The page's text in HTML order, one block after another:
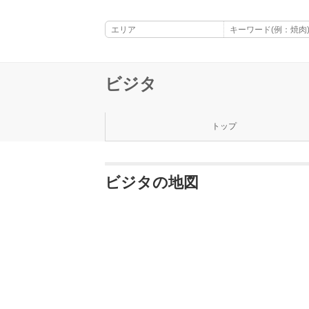
ビジタ
トップ
ビジタの地図